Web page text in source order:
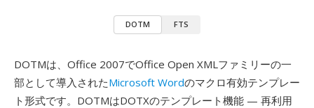
DOTM FTS
DOTMは、Office 2007でOffice Open XMLファミリーの一
部として導入されたMicrosoft Wordのマクロ有効テンプレー
ト形式です。DOTMはDOTXのテンプレート機能 — 再利用